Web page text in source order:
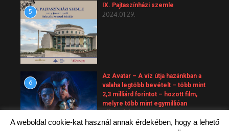
5
IX. Pajtaszínházi szemle
2024.01.29.
6
Az Avatar – A víz útja hazánkban a
valaha legtöbb bevételt – több mint
2,3 milliárd forintot – hozott film,
melyre több mint egymillióan
2023.10.01.
A weboldal cookie-kat használ annak érdekében, hogy a lehető